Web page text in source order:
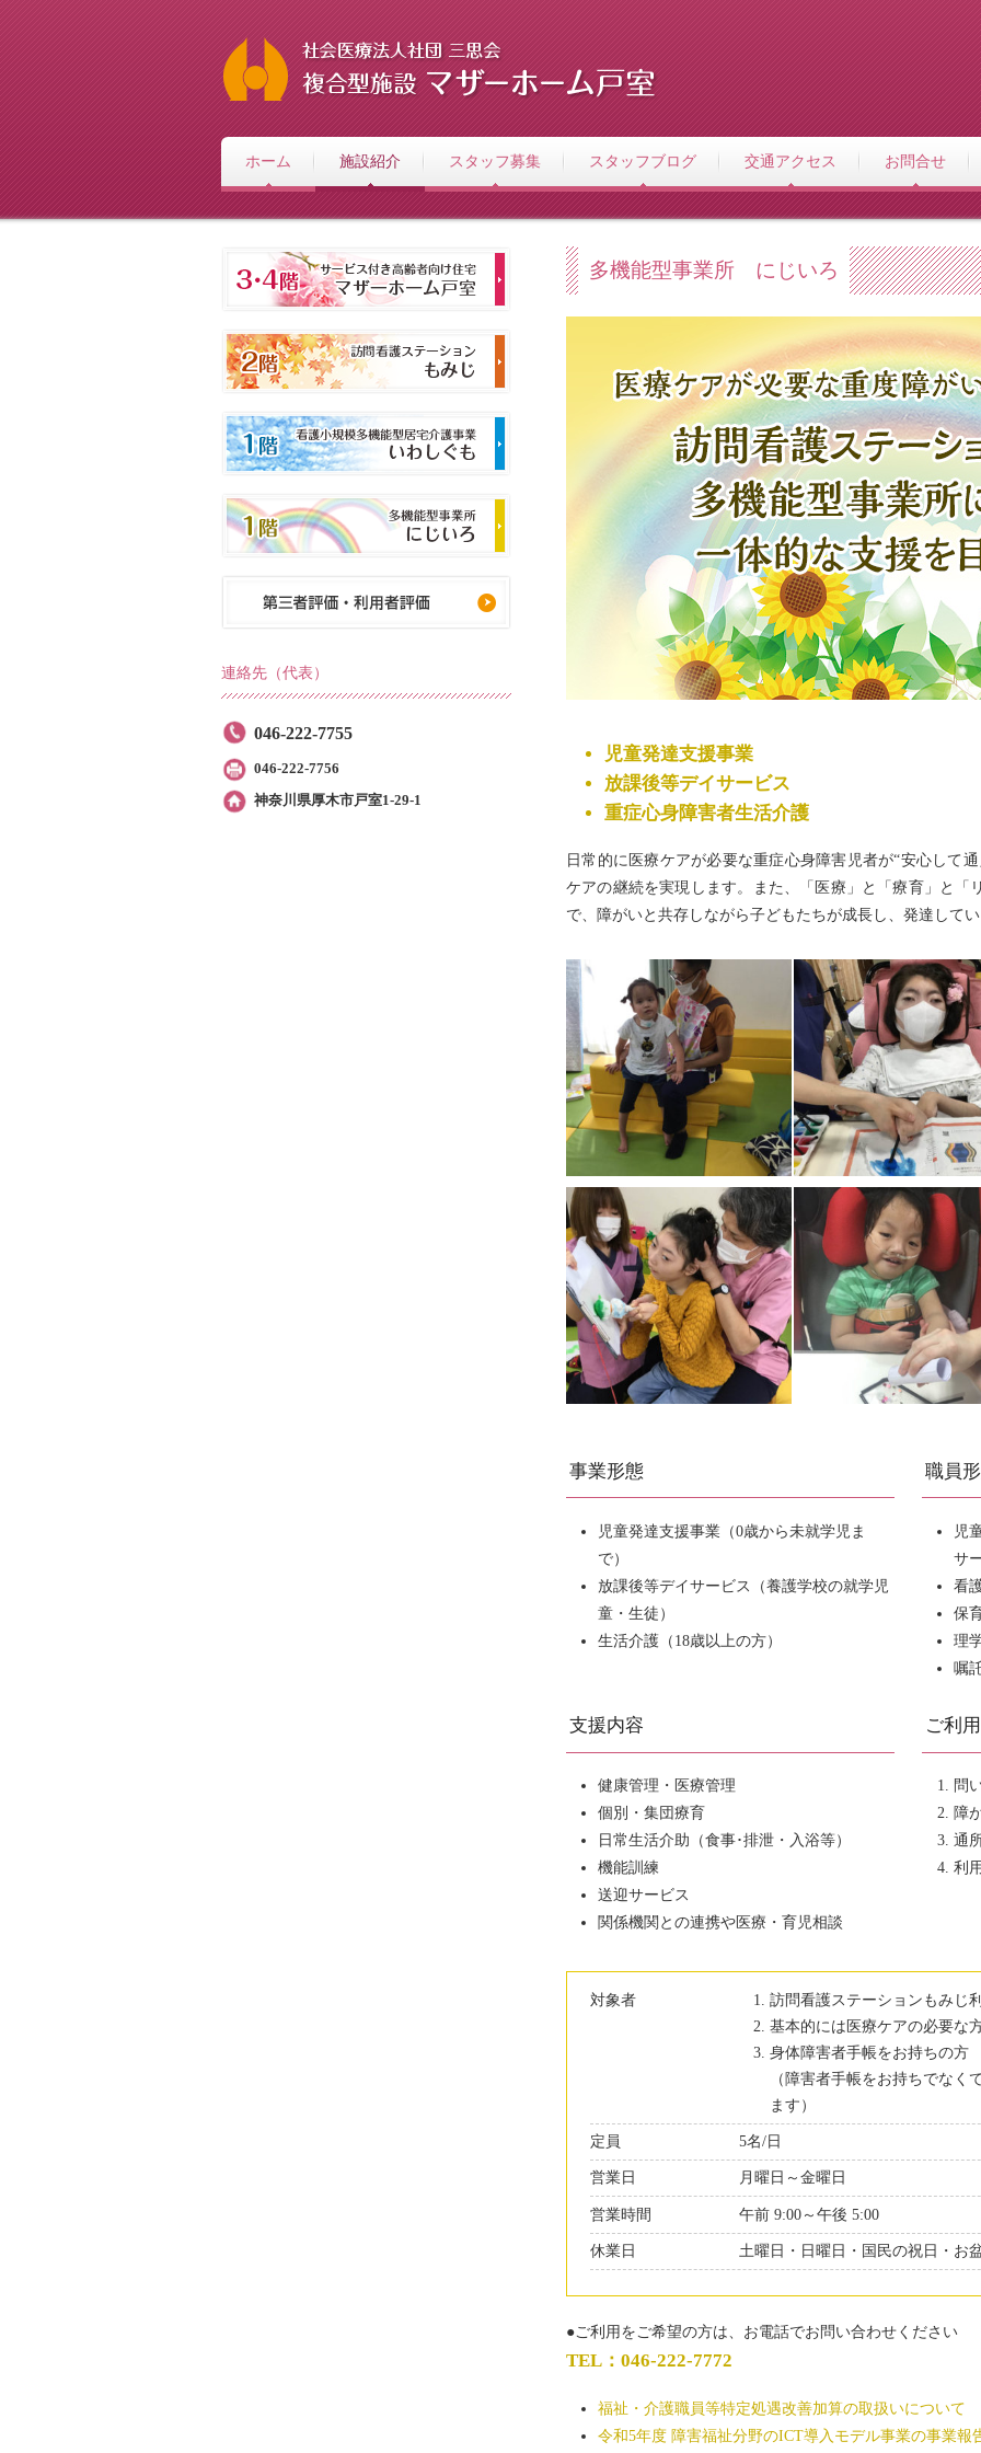
ホーム 施設紹介 スタッフ募集 スタッフブログ 交通アクセス お問合せ
多機能型事業所 にじいろ
児童発達支援事業
放課後等デイサービス
重症心身障害者生活介護
日常的に医療ケアが必要な重症心身障害児者が“安心して
ケアの継続を実現します。また、「医療」と「療育」と「
で、障がいと共存しながら子どもたちが成長し、発達して
事業形態
児童発達支援事業（0歳から未就学児ま
で）
放課後等デイサービス（養護学校の就学児
童・生徒）
生活介護（18歳以上の方）
職員
児
サ
看
保
理
嘱
支援内容
健康管理・医療管理
個別・集団療育
日常生活介助（食事･排泄・入浴等）
機能訓練
送迎サービス
関係機関との連携や医療・育児相談
ご利
問
障
通
利
対象者
訪問看護ステーションもみじ
基本的には医療ケアの必要な
身体障害者手帳をお持ちの方
（障害者手帳をお持ちでなく
ます）
定員 5名/日
営業日 月曜日～金曜日
営業時間 午前 9:00～午後 5:00
休業日 土曜日・日曜日・国民の祝日・お
●ご利用をご希望の方は、お電話でお問い合わせください
TEL：046-222-7772
福祉・介護職員等特定処遇改善加算の取扱いについて
令和5年度 障害福祉分野のICT導入モデル事業の事業報
連絡先（代表）
046-222-7755
046-222-7756
神奈川県厚木市戸室1-29‐1